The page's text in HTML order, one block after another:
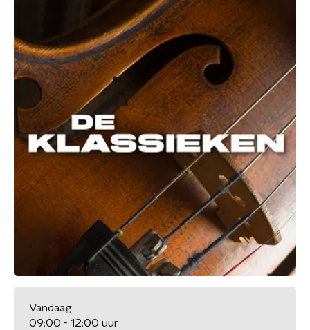
Vandaag
09:00 - 12:00 uur